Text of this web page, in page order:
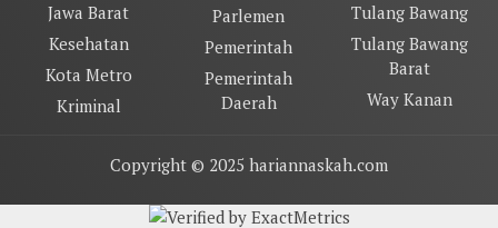
Jawa Barat
Kesehatan
Kota Metro
Kriminal
Parlemen
Pemerintah
Pemerintah
Daerah
Tulang Bawang
Tulang Bawang
Barat
Way Kanan
Copyright © 2025 hariannaskah.com